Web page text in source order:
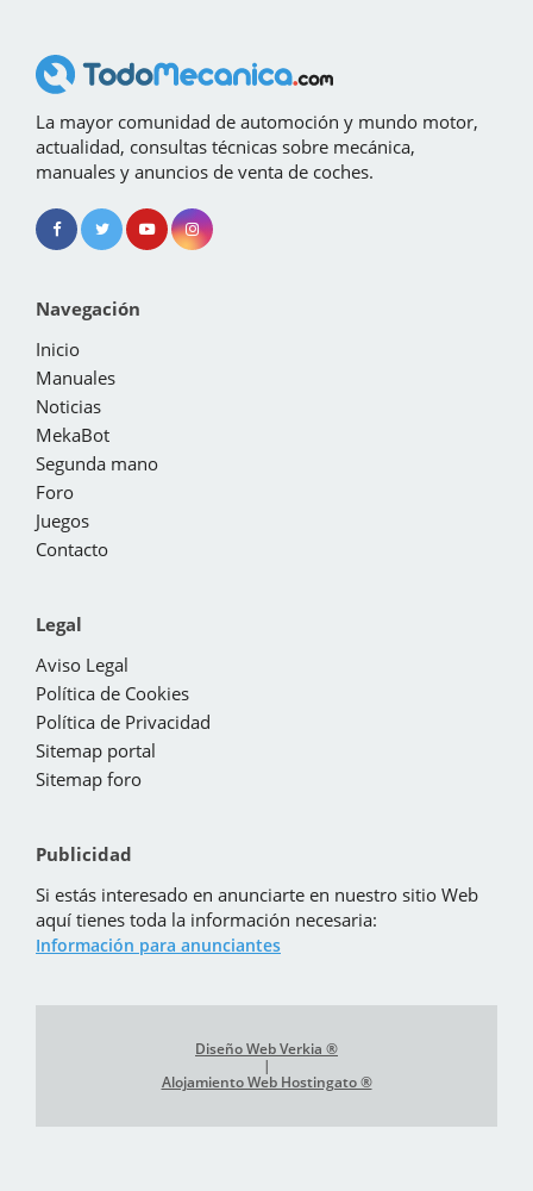
La mayor comunidad de automoción y mundo motor,
actualidad, consultas técnicas sobre mecánica,
manuales y anuncios de venta de coches.
Navegación
Inicio
Manuales
Noticias
MekaBot
Segunda mano
Foro
Juegos
Contacto
Legal
Aviso Legal
Política de Cookies
Política de Privacidad
Sitemap portal
Sitemap foro
Publicidad
Si estás interesado en anunciarte en nuestro sitio Web
aquí tienes toda la información necesaria:
Información para anunciantes
Diseño Web Verkia ®
|
Alojamiento Web Hostingato ®